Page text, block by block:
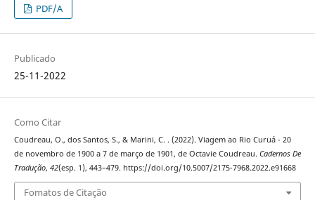
PDF/A
Publicado
25-11-2022
Como Citar
Coudreau, O., dos Santos, S., & Marini, C. . (2022). Viagem ao Rio Curuá - 20
de novembro de 1900 a 7 de março de 1901, de Octavie Coudreau. Cadernos De
Tradução, 42(esp. 1), 443–479. https://doi.org/10.5007/2175-7968.2022.e91668
Fomatos de Citação